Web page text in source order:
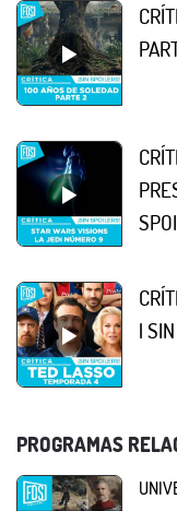
|
PROGRAMAS